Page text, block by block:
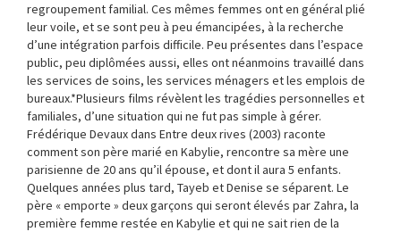
regroupement familial. Ces mêmes femmes ont en général plié
leur voile, et se sont peu à peu émancipées, à la recherche
d’une intégration parfois difficile. Peu présentes dans l’espace
public, peu diplômées aussi, elles ont néanmoins travaillé dans
les services de soins, les services ménagers et les emplois de
bureaux.*Plusieurs films révèlent les tragédies personnelles et
familiales, d’une situation qui ne fut pas simple à gérer.
Frédérique Devaux dans Entre deux rives (2003) raconte
comment son père marié en Kabylie, rencontre sa mère une
parisienne de 20 ans qu’il épouse, et dont il aura 5 enfants.
Quelques années plus tard, Tayeb et Denise se séparent. Le
père « emporte » deux garçons qui seront élevés par Zahra, la
première femme restée en Kabylie et qui ne sait rien de la